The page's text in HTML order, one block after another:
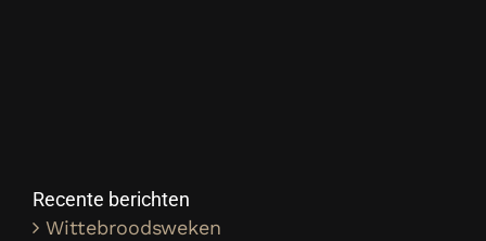
Recente berichten
Wittebroodsweken